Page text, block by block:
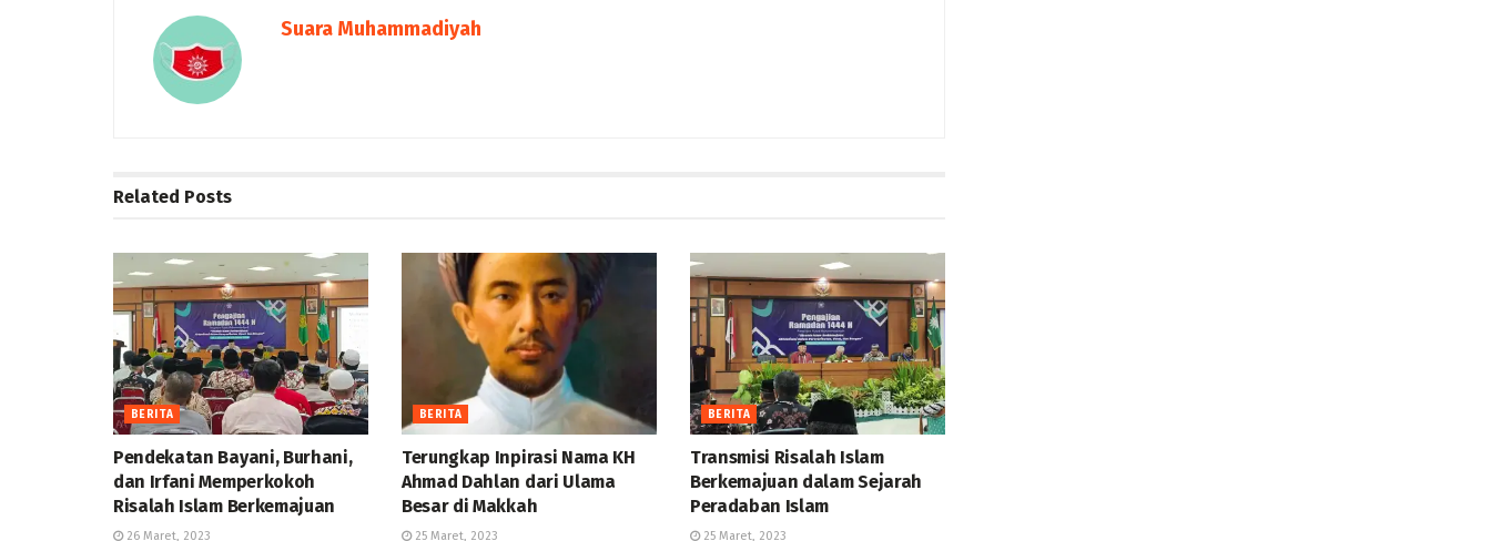
Suara Muhammadiyah
Related Posts
BERITA
Pendekatan Bayani, Burhani,
dan Irfani Memperkokoh
Risalah Islam Berkemajuan
26 Maret, 2023
BERITA
Terungkap Inpirasi Nama KH
Ahmad Dahlan dari Ulama
Besar di Makkah
25 Maret, 2023
BERITA
Transmisi Risalah Islam
Berkemajuan dalam Sejarah
Peradaban Islam
25 Maret, 2023